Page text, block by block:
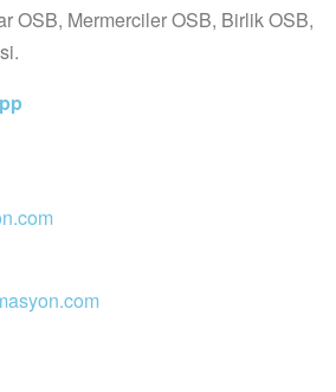
OSB, Mermerciler OSB, Birlik OSB,